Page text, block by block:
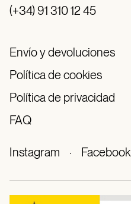
(+34) 91 310 12 45
Envío y devoluciones
Política de cookies
Política de privacidad
FAQ
Instagram · Facebook